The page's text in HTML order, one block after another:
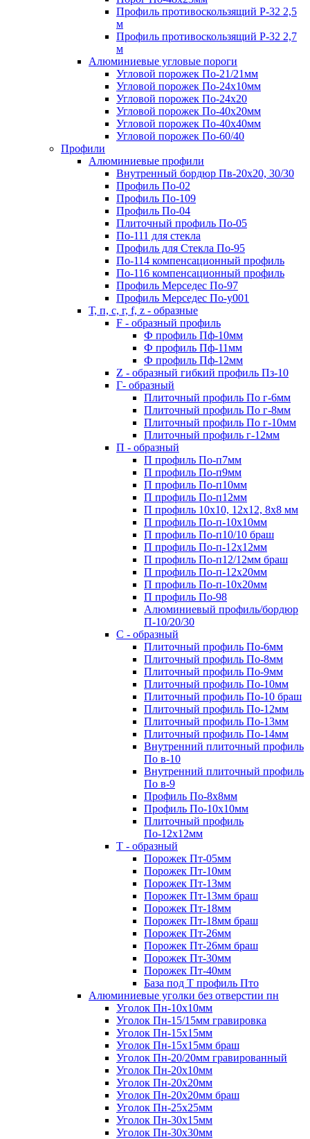
Профиль противоскользящий Р-32 2,5
м
Профиль противоскользящий Р-32 2,7
м
Алюминиевые угловые пороги
Угловой порожек По-21/21мм
Угловой порожек По-24х10мм
Угловой порожек По-24х20
Угловой порожек По-40х20мм
Угловой порожек По-40х40мм
Угловой порожек По-60/40
Профили
Алюминиевые профили
Внутренный бордюр Пв-20х20, 30/30
Профиль По-02
Профиль По-109
Профиль По-04
Плиточный профиль По-05
По-111 для стекла
Профиль для Стекла По-95
По-114 компенсационный профиль
По-116 компенсационный профиль
Профиль Мерседес По-97
Профиль Мерседес По-y001
Т, п, с, г, f, z - образные
F - образный профиль
Ф профиль Пф-10мм
Ф профиль Пф-11мм
Ф профиль Пф-12мм
Z - образный гибкий профиль Пз-10
Г- образный
Плиточный профиль По г-6мм
Плиточный профиль По г-8мм
Плиточный профиль По г-10мм
Плиточный профиль г-12мм
П - образный
П профиль По-п7мм
П профиль По-п9мм
П профиль По-п10мм
П профиль По-п12мм
П профиль 10х10, 12х12, 8х8 мм
П профиль По-п-10х10мм
П профиль По-п10/10 браш
П профиль По-п-12х12мм
П профиль По-п12/12мм браш
П профиль По-п-12х20мм
П профиль По-п-10х20мм
П профиль По-98
Алюминиевый профиль/бордюр
П-10/20/30
С - образный
Плиточный профиль По-6мм
Плиточный профиль По-8мм
Плиточный профиль По-9мм
Плиточный профиль По-10мм
Плиточный профиль По-10 браш
Плиточный профиль По-12мм
Плиточный профиль По-13мм
Плиточный профиль По-14мм
Внутренний плиточный профиль
По в-10
Внутренний плиточный профиль
По в-9
Профиль По-8х8мм
Профиль По-10х10мм
Плиточный профиль
По-12х12мм
Т - образный
Порожек Пт-05мм
Порожек Пт-10мм
Порожек Пт-13мм
Порожек Пт-13мм браш
Порожек Пт-18мм
Порожек Пт-18мм браш
Порожек Пт-26мм
Порожек Пт-26мм браш
Порожек Пт-30мм
Порожек Пт-40мм
База под Т профиль Пто
Алюминиевые уголки без отверстии пн
Уголок Пн-10х10мм
Уголок Пн-15/15мм гравировка
Уголок Пн-15х15мм
Уголок Пн-15х15мм браш
Уголок Пн-20/20мм гравированный
Уголок Пн-20х10мм
Уголок Пн-20х20мм
Уголок Пн-20х20мм браш
Уголок Пн-25х25мм
Уголок Пн-30х15мм
Уголок Пн-30х30мм